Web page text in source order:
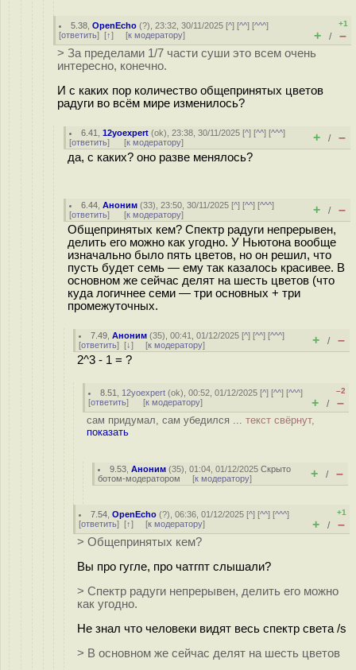
5.38 ,OpenEcho (?), 23:32, 30/11/2025 [^] [^^] [^^^]
[ответить] [↑] [к модератору]
+1
+ / –
> За пределами 1/7 части суши это всем очень
интересно, конечно.
И с каких пор количество общепринятых цветов
радуги во всём мире изменилось?
6.41 ,12yoexpert (ok), 23:38, 30/11/2025 [^] [^^] [^^^]
[ответить] [к модератору] + / –
да, с каких? оно разве менялось?
6.44 ,Аноним (33), 23:50, 30/11/2025 [^] [^^] [^^^]
[ответить] [к модератору] + / –
Общепринятых кем? Спектр радуги непрерывен,
делить его можно как угодно. У Ньютона вообще
изначально было пять цветов, но он решил, что
пусть будет семь — ему так казалось красивее. В
основном же сейчас делят на шесть цветов (что
куда логичнее семи — три основных + три
промежуточных.
7.49 ,Аноним (35), 00:41, 01/12/2025 [^] [^^] [^^^]
[ответить] [↓] [к модератору] + / –
2^3 - 1 = ?
8.51 12yoexpert (ok), 00:52, 01/12/2025 [^] [^^] [^^^]
[ответить] [к модератору]
–2
+ / –
сам придумал, сам убедился ... текст свёрнут,
показать
9.53 ,Аноним (35), 01:04, 01/12/2025Скрыто
ботом-модератором [к модератору] + / –
7.54 ,OpenEcho (?), 06:36, 01/12/2025 [^] [^^] [^^^]
[ответить] [↑] [к модератору]
+1
+ / –
> Общепринятых кем?
Вы про гугле, про чатгпт слышали?
> Спектр радуги непрерывен, делить его можно
как угодно.
Не знал что человеки видят весь спектр света /s
> В основном же сейчас делят на шесть цветов